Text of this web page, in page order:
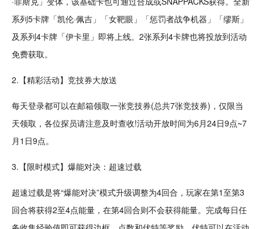
系列5卡牌「凯伦·佩吉」「女靶眼」「惩罚者战争机器」「缪斯」
及系列4卡牌「伊卡里」即将 上线。2张系列4卡牌也将投放到活动
免费获取。
2.【精彩活动】 竞技券大放送
每天登录都可以在邮箱领取一张竞技券(总共7张竞技券)，仅限当
天领取，各位探员请注意及时查收!活动开放时间为6月24日9点~7
月1日9点。
3.【限时模式】爆能对决：超速过载
超速过载是将“爆能对决”模式升级调整为4回合，玩家在第1至第3
回合将获得2至4点能量，在第4回合则不会获得能量。完成每日任